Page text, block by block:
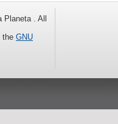
. All
the GNU